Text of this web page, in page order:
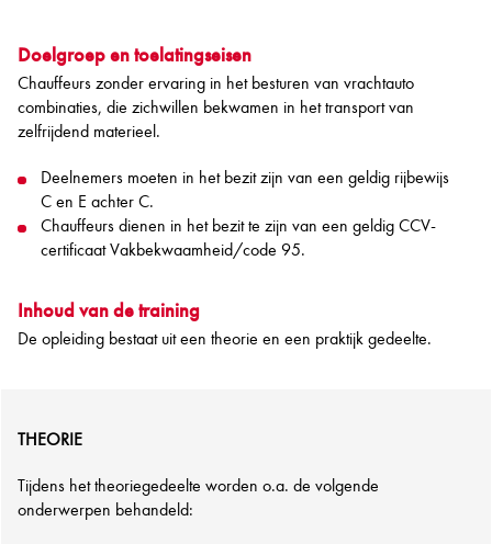
Doelgroep en toelatingseisen
Chauffeurs zonder ervaring in het besturen van vrachtauto
combinaties, die zichwillen bekwamen in het transport van
zelfrijdend materieel.
Deelnemers moeten in het bezit zijn van een geldig rijbewijs
C en E achter C.
Chauffeurs dienen in het bezit te zijn van een geldig CCV-
certificaat Vakbekwaamheid/code 95.
Inhoud van de training
De opleiding bestaat uit een theorie en een praktijk gedeelte.
THEORIE
Tijdens het theoriegedeelte worden o.a. de volgende
onderwerpen behandeld: